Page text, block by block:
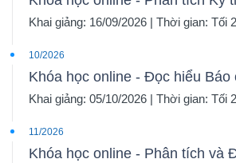
Khai giảng: 16/09/2026 | Thời gian: Tối
10/2026
Khóa học online - Đọc hiểu Báo
Khai giảng: 05/10/2026 | Thời gian: Tối
11/2026
Khóa học online - Phân tích và